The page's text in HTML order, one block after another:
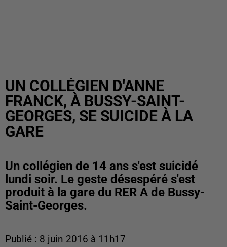
UN COLLÉGIEN D'ANNE
FRANCK, À BUSSY-SAINT-
GEORGES, SE SUICIDE À LA
GARE
Un collégien de 14 ans s'est suicidé
lundi soir. Le geste désespéré s'est
produit à la gare du RER A de Bussy-
Saint-Georges.
Publié : 8 juin 2016 à 11h17